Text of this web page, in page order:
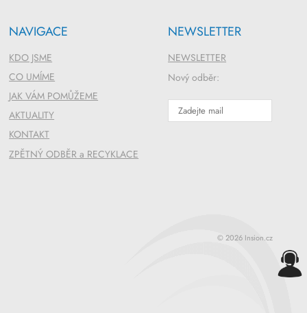
NAVIGACE
KDO JSME
CO UMÍME
JAK VÁM POMŮŽEME
AKTUALITY
KONTAKT
ZPĚTNÝ ODBĚR a RECYKLACE
NEWSLETTER
NEWSLETTER
Nový odběr:
© 2026 Insion.cz